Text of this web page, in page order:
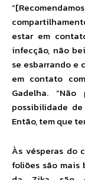
estar em
infecção, não
se esbarrando e
em contato
Gadelha.
possibilidade
Então, tem que
Às vésperas do
foliões são mais